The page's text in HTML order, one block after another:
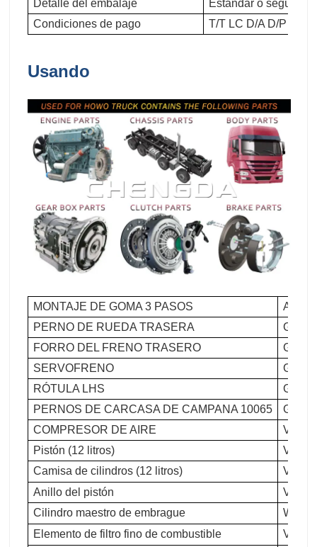
Detalle del embalaje
Estándar o según
Condiciones de pago
T/T LC D/A D/P
Usando
MONTAJE DE GOMA 3 PASOS
AZ
PERNO DE RUEDA TRASERA
GT
FORRO DEL FRENO TRASERO
GT
SERVOFRENO
GT
RÓTULA LHS
GT
PERNOS DE CARCASA DE CAMPANA 10065
GT
COMPRESOR DE AIRE
VG
Pistón (12 litros)
Camisa de cilindros (12 litros)
Anillo del pistón
Cilindro maestro de embrague
Elemento de filtro fino de combustible